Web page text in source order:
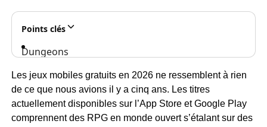
Points clés
Dungeons
Dreadrock
arrive
en
tête
Les jeux mobiles gratuits en 2026 ne ressemblent à rien
de ce que nous avions il y a cinq ans. Les titres
actuellement disponibles sur l’App Store et Google Play
comprennent des RPG en monde ouvert s’étalant sur des